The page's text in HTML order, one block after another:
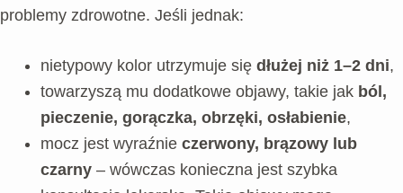
problemy zdrowotne. Jeśli jednak:
nietypowy kolor utrzymuje się dłużej niż 1–2 dni,
towarzyszą mu dodatkowe objawy, takie jak ból,
pieczenie, gorączka, obrzęki, osłabienie,
mocz jest wyraźnie czerwony, brązowy lub
czarny – wówczas konieczna jest szybka